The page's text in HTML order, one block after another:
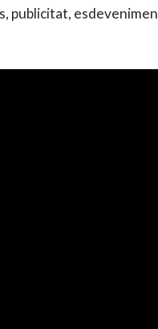
publicitat,